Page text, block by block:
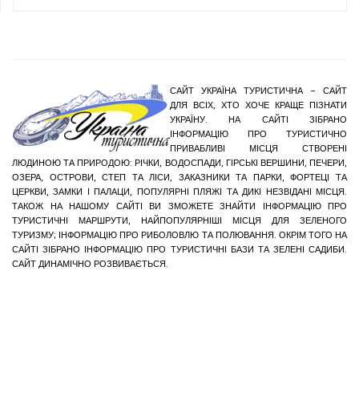
САЙТ УКРАЇНА ТУРИСТИЧНА – САЙТ
ДЛЯ ВСІХ, ХТО ХОЧЕ КРАЩЕ ПІЗНАТИ
УКРАЇНУ. НА САЙТІ ЗІБРАНО
ІНФОРМАЦІЮ ПРО ТУРИСТИЧНО
ПРИВАБЛИВІ МІСЦЯ СТВОРЕНІ
ЛЮДИНОЮ ТА ПРИРОДОЮ: РІЧКИ, ВОДОСПАДИ, ГІРСЬКІ ВЕРШИНИ, ПЕЧЕРИ,
ОЗЕРА, ОСТРОВИ, СТЕП ТА ЛІСИ, ЗАКАЗНИКИ ТА ПАРКИ, ФОРТЕЦІ ТА
ЦЕРКВИ, ЗАМКИ І ПАЛАЦИ, ПОПУЛЯРНІ ПЛЯЖІ ТА ДИКІ НЕЗВІДАНІ МІСЦЯ.
ТАКОЖ НА НАШОМУ САЙТІ ВИ ЗМОЖЕТЕ ЗНАЙТИ ІНФОРМАЦІЮ ПРО
ТУРИСТИЧНІ МАРШРУТИ, НАЙПОПУЛЯРНІШІ МІСЦЯ ДЛЯ ЗЕЛЕНОГО
ТУРИЗМУ; ІНФОРМАЦІЮ ПРО РИБОЛОВЛЮ ТА ПОЛЮВАННЯ. ОКРІМ ТОГО НА
САЙТІ ЗІБРАНО ІНФОРМАЦІЮ ПРО ТУРИСТИЧНІ БАЗИ ТА ЗЕЛЕНІ САДИБИ.
САЙТ ДИНАМІЧНО РОЗВИВАЄТЬСЯ.